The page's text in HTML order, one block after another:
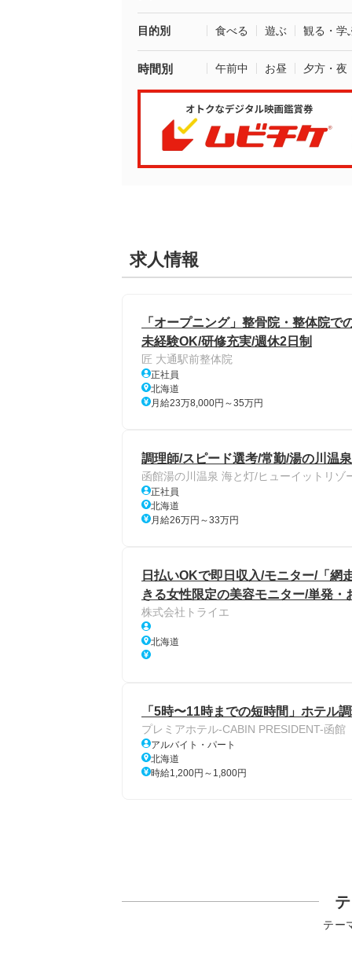
目的別 食べる 遊ぶ 観る・学
時間別 午前中 お昼 夕方・夜
求人情報
「オープニング」整骨院・整体院
未経験OK/研修充実/週休2日制
匠 大通駅前整体院
正社員
北海道
月給23万8,000円～35万円
調理師/スピード選考/常勤/湯の川温
函館湯の川温泉 海と灯/ヒューイットリゾ
正社員
北海道
月給26万円～33万円
日払いOKで即日収入/モニター/「網
きる女性限定の美容モニター/単発
株式会社トライエ
北海道
「5時〜11時までの短時間」ホテル
プレミアホテル-CABIN PRESIDENT-函館
アルバイト・パート
北海道
時給1,200円～1,800円
テー